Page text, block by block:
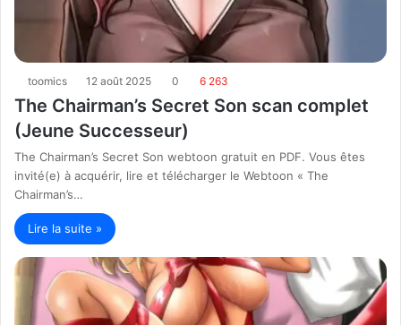
toomics 12 août 2025 0 6 263
The Chairman’s Secret Son scan complet
(Jeune Successeur)
The Chairman’s Secret Son webtoon gratuit en PDF. Vous êtes
invité(e) à acquérir, lire et télécharger le Webtoon « The
Chairman’s…
Lire la suite »